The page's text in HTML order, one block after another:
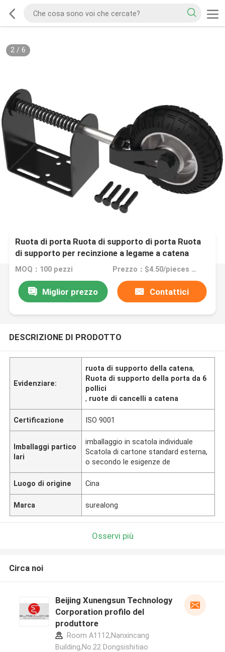
2/ 6
Ruota di porta Ruota di supporto di porta Ruota
di supporto per recinzione a legame a catena
Porta oscillante
MOQ：100 pezzi Prezzo：$4.50/pieces 100-999 pieces
Miglior prezzo Contattici
DESCRIZIONE DI PRODOTTO
Evidenziare:
ruota di supporto della catena,
Ruota di supporto della porta da 6
pollici
, ruote di cancelli a catena
Certificazione ISO 9001
Imballaggi partico
lari
imballaggio in scatola individuale
Scatola di cartone standard esterna,
o secondo le esigenze de
Luogo di origine Cina
Marca surealong
Osservi più
Circa noi
Beijing Xunengsun Technology
Corporation profilo del
produttore
Room A1112,Nanxincang
Building,No.22 Dongsishitiao